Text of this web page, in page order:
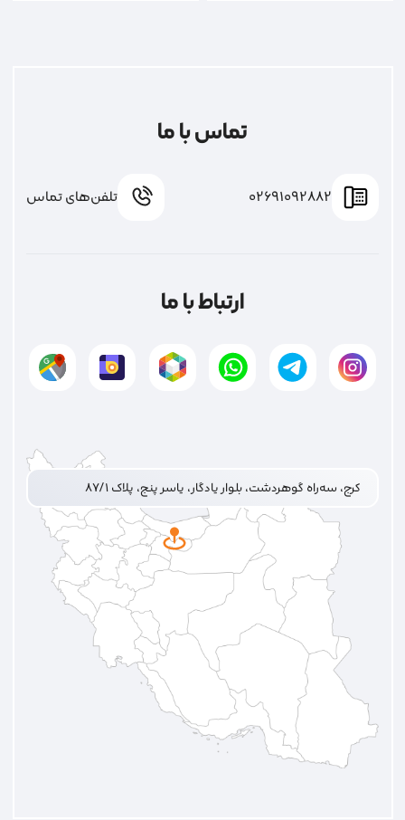
تماس با ما
02691092882 تلفن‌های تماس
ارتباط با ما
کرج، سه‌راه گوهردشت، بلوار یادگار، یاسر پنج، پلاک ۸۷/۱